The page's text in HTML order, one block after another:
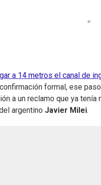
a 14 metros el canal de
formal, ese
a un reclamo que ya
argentino Javier Milei.